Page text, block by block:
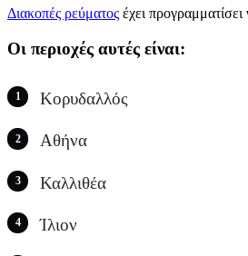
Διακοπές ρεύματος έχει
Οι περιοχές αυτές είναι:
Κορυδαλλός
Αθήνα
Καλλιθέα
Ίλιον